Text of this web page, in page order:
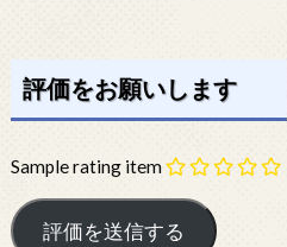
評価をお願いします
Sample rating item